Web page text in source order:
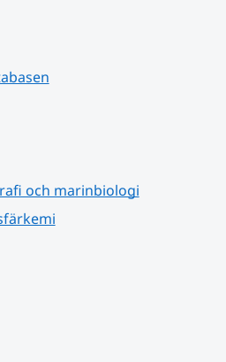
webbplats.
och marinbiologi
webbplats.